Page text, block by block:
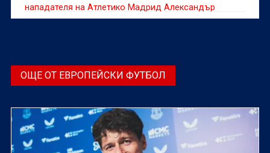
нападателя на Атлетико Мадрид Александър
Сьорлот относно личните му условия, съобщават
ОЩЕ ОТ ЕВРОПЕЙСКИ ФУТБОЛ